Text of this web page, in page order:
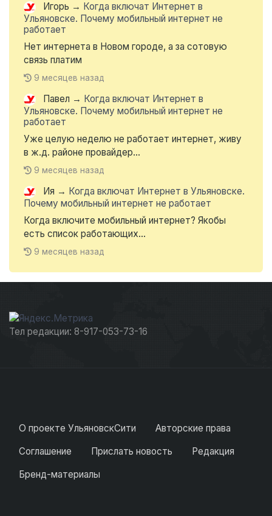
Игорь → Когда включат Интернет в
Ульяновске. Почему мобильный интернет не
работает
Нет интернета в Новом городе, а за сотовую
связь платим
9 месяцев назад
Павел → Когда включат Интернет в
Ульяновске. Почему мобильный интернет не
работает
Уже целую неделю не работает интернет, живу
в ж.д. районе провайдер...
9 месяцев назад
Ия → Когда включат Интернет в Ульяновске.
Почему мобильный интернет не работает
Когда включите мобильный интернет? Якобы
есть список работающих...
9 месяцев назад
Тел редакции: 8-917-053-73-16
О проекте УльяновскСити
Авторские права
Соглашение
Прислать новость
Редакция
Бренд-материалы